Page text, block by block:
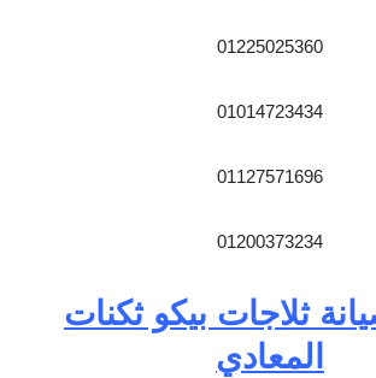
01225025360
01014723434
01127571696
01200373234
ثلاجات بيكو ثكنات
المعادي